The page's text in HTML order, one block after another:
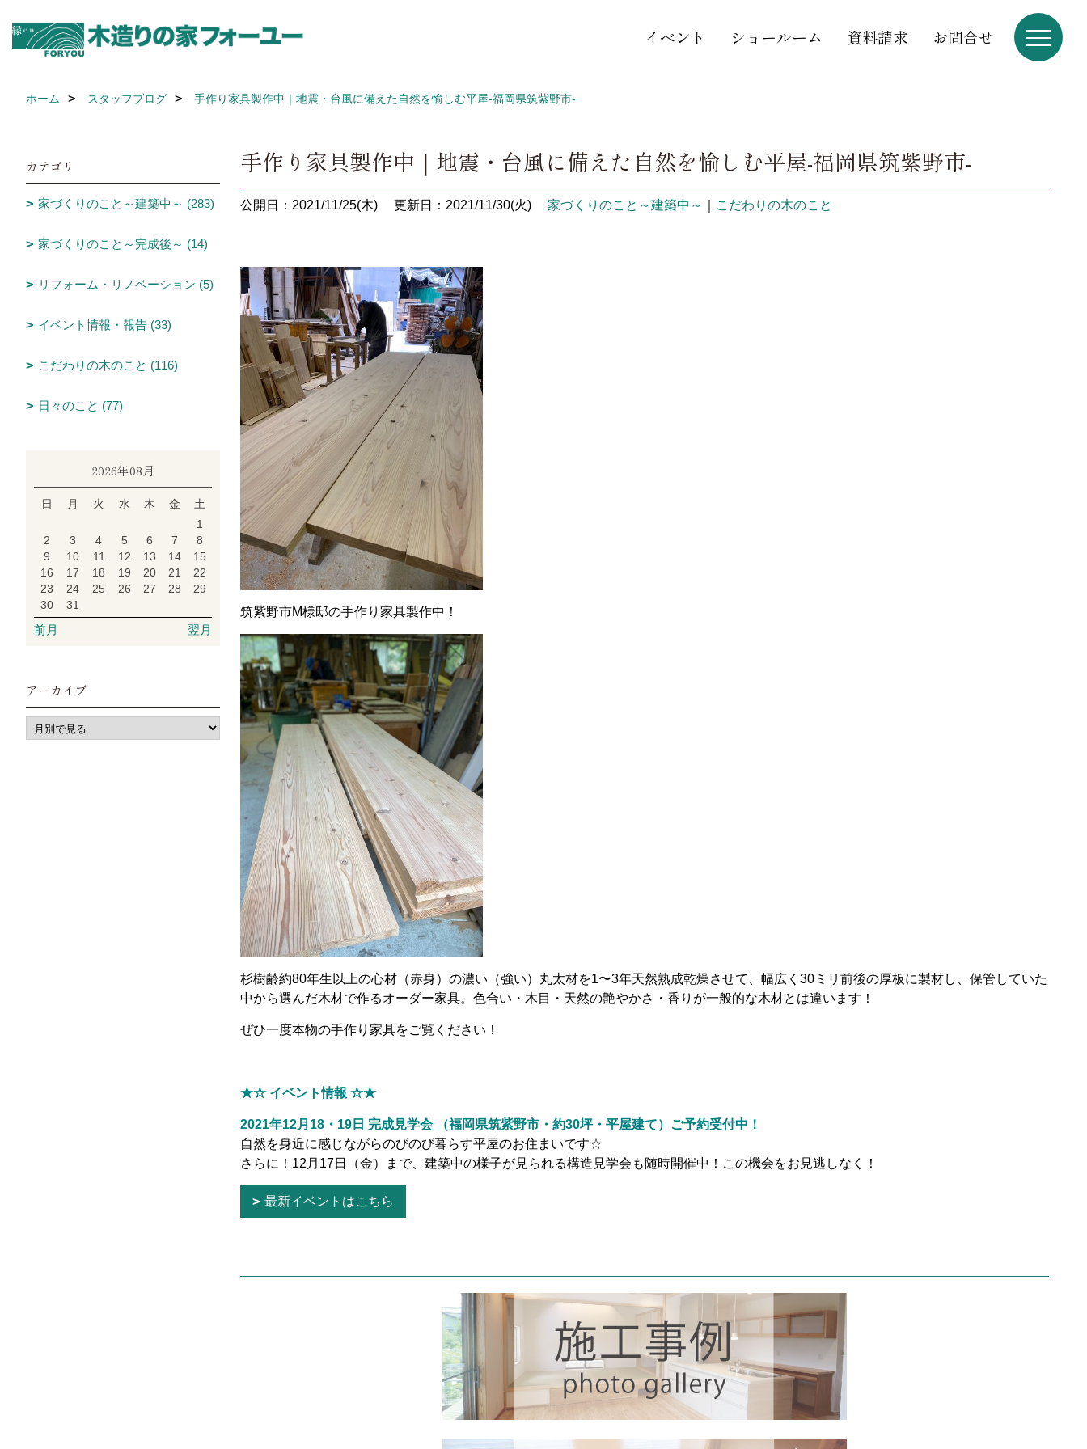
イベント ショールーム 資料請求 お問合せ
ホーム スタッフブログ 手作り家具製作中｜地震・台風に備えた自然を愉しむ平屋-福岡県筑紫野市-
手作り家具製作中｜地震・台風に備えた自然を愉しむ平屋-福岡県筑紫野市-
公開日：2021/11/25(木) 更新日：2021/11/30(火) 家づくりのこと～建築中～ こだわりの木のこと
筑紫野市M様邸の手作り家具製作中！
杉樹齢約80年生以上の心材（赤身）の濃い（強い）丸太材を1〜3年天然熟成乾燥させて、幅広く30ミリ前後の厚板に製材し、保管していた
中から選んだ木材で作るオーダー家具。色合い・木目・天然の艶やかさ・香りが一般的な木材とは違います！
ぜひ一度本物の手作り家具をご覧ください！
★☆ イベント情報 ☆★
2021年12月18・19日 完成見学会 （福岡県筑紫野市・約30坪・平屋建て）ご予約受付中！
自然を身近に感じながらのびのび暮らす平屋のお住まいです☆
さらに！12月17日（金）まで、建築中の様子が見られる構造見学会も随時開催中！この機会をお見逃しなく！
最新イベントはこちら
カテゴリ
家づくりのこと～建築中～ (283)
家づくりのこと～完成後～ (14)
リフォーム・リノベーション (5)
イベント情報・報告 (33)
こだわりの木のこと (116)
日々のこと (77)
2026年08月
日 月 火 水 木 金
土
1
2
3 4 5 6 7
8
9
10 11 12 13 14
15
16
17 18 19 20 21
22
23
24 25 26 27 28
29
30
31
前月 翌月
アーカイブ